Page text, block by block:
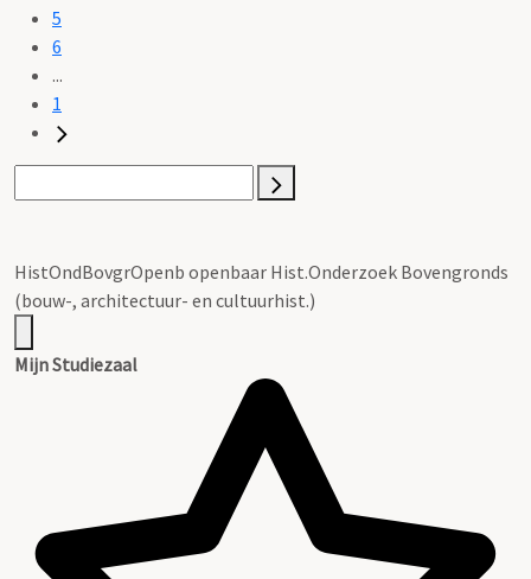
5
6
...
1
HistOndBovgrOpenb openbaar Hist.Onderzoek Bovengronds
(bouw-, architectuur- en cultuurhist.)
Mijn Studiezaal